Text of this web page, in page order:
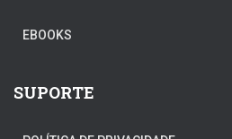
EBOOKS
SUPORTE